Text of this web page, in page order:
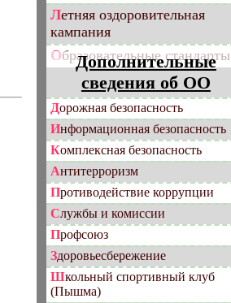
Летняя оздоровительная
кампания
Образовательные стандарты
Дополнительные
сведения об ОО
Дорожная безопасность
Информационная безопасность
Комплексная безопасность
Антитерроризм
Противодействие коррупции
Службы и комиссии
Профсоюз
Здоровьесбережение
Школьный спортивный клуб
(Пышма)